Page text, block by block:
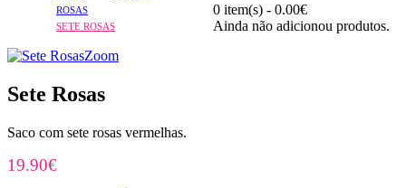
0 item(s) - 0.00€
Ainda não adicionou produtos.
ROSAS
SETE ROSAS
Zoom
Sete Rosas
Saco com sete rosas vermelhas.
19.90€